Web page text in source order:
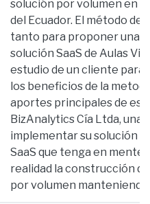
solución por volumen en
del Ecuador. El método de
tanto para proponer una
solución SaaS de Aulas
estudio de un cliente
los beneficios de la
aportes principales de
BizAnalytics Cía Ltda, una
implementar su solución
SaaS que tenga en mente
realidad la construcción
por volumen